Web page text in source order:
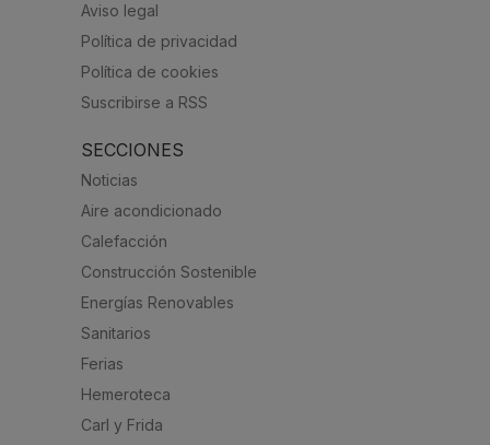
Aviso legal
Política de privacidad
Política de cookies
Suscribirse a RSS
SECCIONES
Noticias
Aire acondicionado
Calefacción
Construcción Sostenible
Energías Renovables
Sanitarios
Ferias
Hemeroteca
Carl y Frida